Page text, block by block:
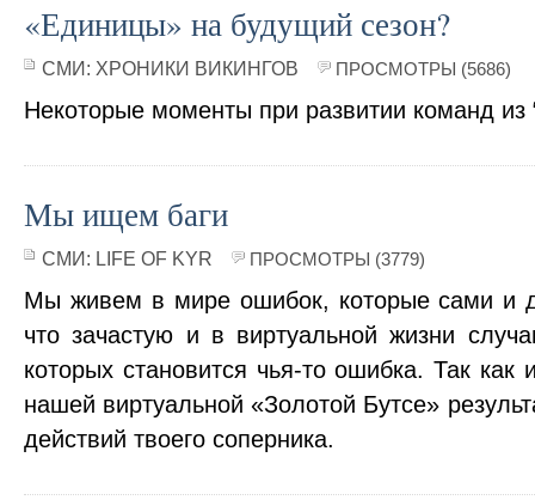
«Единицы» на будущий сезон?
СМИ: ХРОНИКИ ВИКИНГОВ ПРОСМОТРЫ (5686)
Некоторые моменты при развитии команд из
Мы ищем баги
СМИ: LIFE OF KYR ПРОСМОТРЫ (3779)
Мы живем в мире ошибок, которые сами и
что зачастую и в виртуальной жизни
которых становится чья-то ошибка. Так
нашей виртуальной «Золотой Бутсе»
действий твоего соперника.